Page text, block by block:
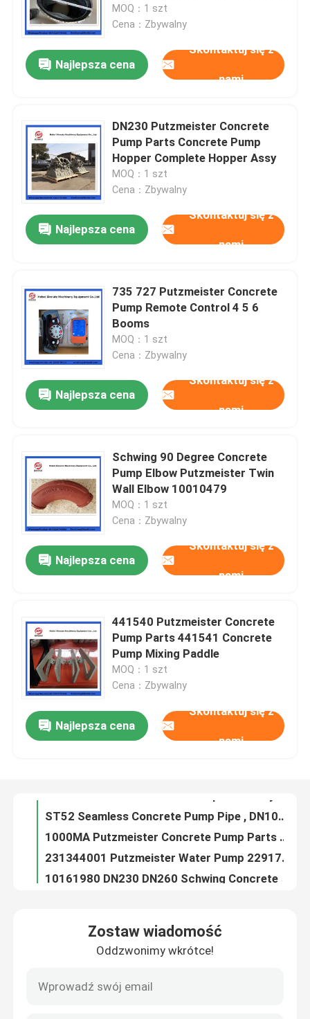
Produkty
Kontrola jakości
Skontaktuj się z nami
Poprosić o wycenę
210/180
MOQ：1 szt
Cena：Zbywalny
Najlepsza cena
Skontaktuj się z
nami
DN230 Putzmeister Concrete
Pump Parts Concrete Pump
Hopper Complete Hopper Assy
MOQ：1 szt
Cena：Zbywalny
Najlepsza cena
Skontaktuj się z
nami
735 727 Putzmeister Concrete
Pump Remote Control 4 5 6
Booms
MOQ：1 szt
Cena：Zbywalny
Najlepsza cena
Skontaktuj się z
nami
Schwing 90 Degree Concrete
Pump Elbow Putzmeister Twin
Wall Elbow 10010479
MOQ：1 szt
Cena：Zbywalny
Najlepsza cena
Skontaktuj się z
nami
441540 Putzmeister Concrete
Pump Parts 441541 Concrete
Pump Mixing Paddle
MOQ：1 szt
Cena：Zbywalny
Najlepsza cena
Skontaktuj się z
nami
SAUER DANFOSS Rexthod Pump SPV23 Hydraulic Pump High Pressure
Zostaw wiadomość
Oddzwonimy wkrótce!